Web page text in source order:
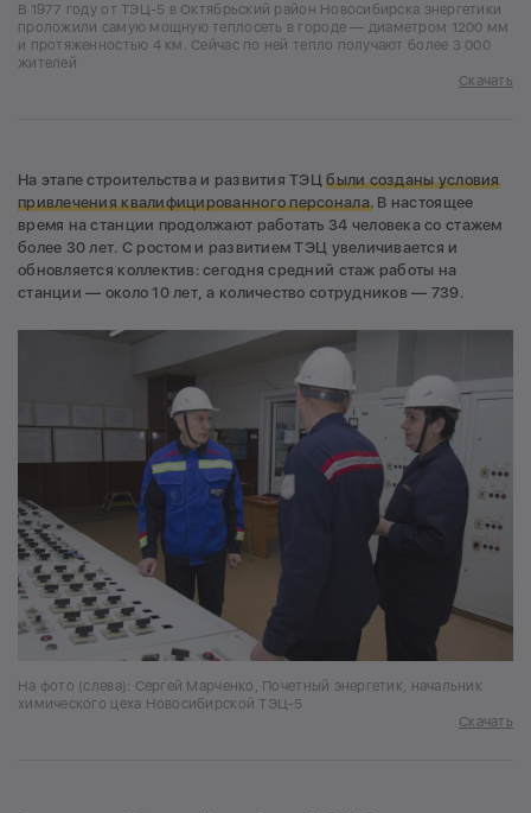
В 1977 году от ТЭЦ-5 в Октябрьский район Новосибирска энергетики
проложили самую мощную теплосеть в городе — диаметром 1200 мм
и протяженностью 4 км. Сейчас по ней тепло получают более 3 000
жителей
Скачать
На этапе строительства и развития ТЭЦбыли созданыусловия
привлеченияквалифицированного персонала. В настоящее
время на станции продолжают работать 34 человека со стажем
более 30 лет. С ростом и развитием ТЭЦ увеличивается и
обновляется коллектив: сегодня средний стаж работы на
станции — около 10 лет, а количество сотрудников — 739.
На фото (слева): Сергей Марченко, Почетный энергетик, начальник
химического цеха Новосибирской ТЭЦ-5
Скачать